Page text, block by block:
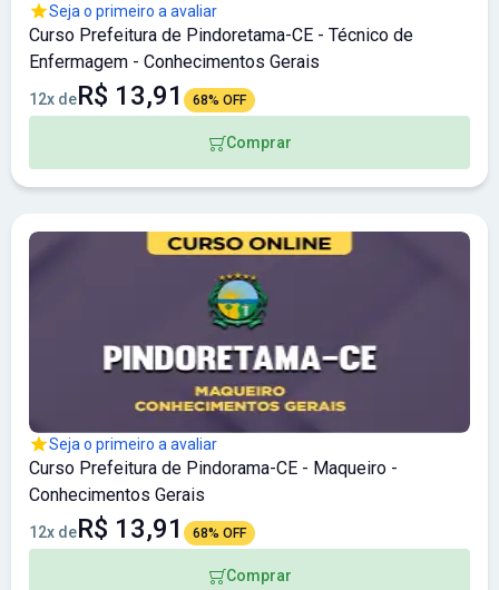
Seja o primeiro a avaliar
Curso Prefeitura de Pindoretama-CE - Técnico de
Enfermagem - Conhecimentos Gerais
12x deR$ 13,91 68% OFF
Comprar
Seja o primeiro a avaliar
Curso Prefeitura de Pindorama-CE - Maqueiro -
Conhecimentos Gerais
12x deR$ 13,91 68% OFF
Comprar